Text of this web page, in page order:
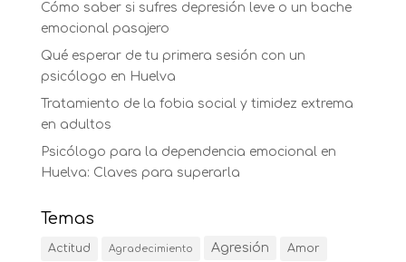
Cómo saber si sufres depresión leve o un bache
emocional pasajero
Qué esperar de tu primera sesión con un
psicólogo en Huelva
Tratamiento de la fobia social y timidez extrema
en adultos
Psicólogo para la dependencia emocional en
Huelva: Claves para superarla
Temas
Actitud Agradecimiento Agresión Amor